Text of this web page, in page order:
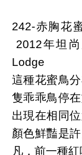
242-赤胸花
2012年坦
Lodge
這種花蜜鳥
隻乖乖鳥停
出現在相同
顏色鮮豔是
凡，前一種紅